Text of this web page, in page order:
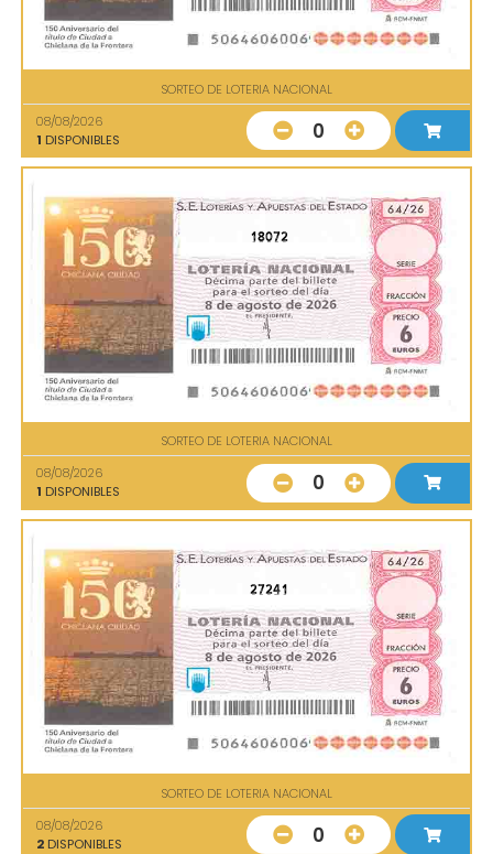
SORTEO DE LOTERIA NACIONAL
08/08/2026
1 DISPONIBLES 0
18072
SORTEO DE LOTERIA NACIONAL
08/08/2026
1 DISPONIBLES 0
27241
SORTEO DE LOTERIA NACIONAL
08/08/2026
2 DISPONIBLES 0